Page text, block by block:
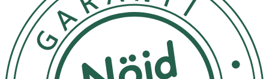
leksak.
Förvaring
Förvara lampan i ren och torr miljö.